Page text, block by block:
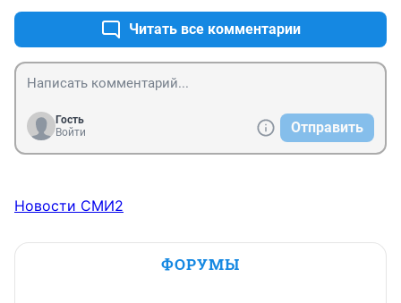
Читать все комментарии
Гость
Войти
Отправить
Новости СМИ2
ФОРУМЫ